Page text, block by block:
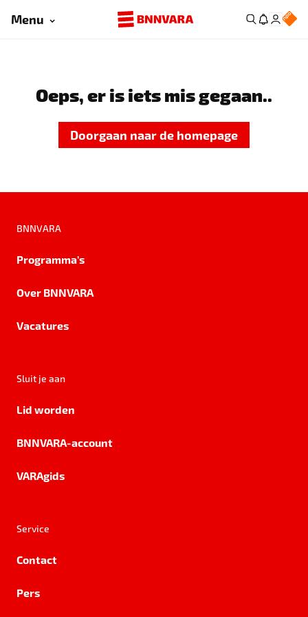
Menu
Oeps, er is iets mis gegaan..
Doorgaan naar de homepage
BNNVARA
Programma's
Over BNNVARA
Vacatures
Sluit je aan
Lid worden
BNNVARA-account
VARAgids
Service
Contact
Pers